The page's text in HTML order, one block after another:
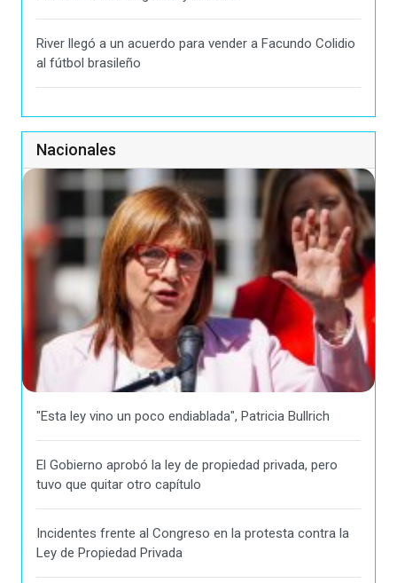
River llegó a un acuerdo para vender a Facundo Colidio
al fútbol brasileño
Nacionales
"Esta ley vino un poco endiablada", Patricia Bullrich
El Gobierno aprobó la ley de propiedad privada, pero
tuvo que quitar otro capítulo
Incidentes frente al Congreso en la protesta contra la
Ley de Propiedad Privada